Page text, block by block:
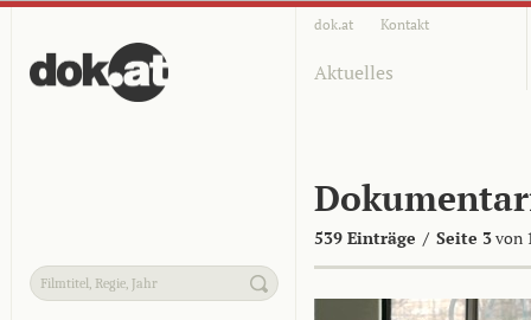
dok.at Kontakt
Aktuelles
539 Einträge / Seite 3von